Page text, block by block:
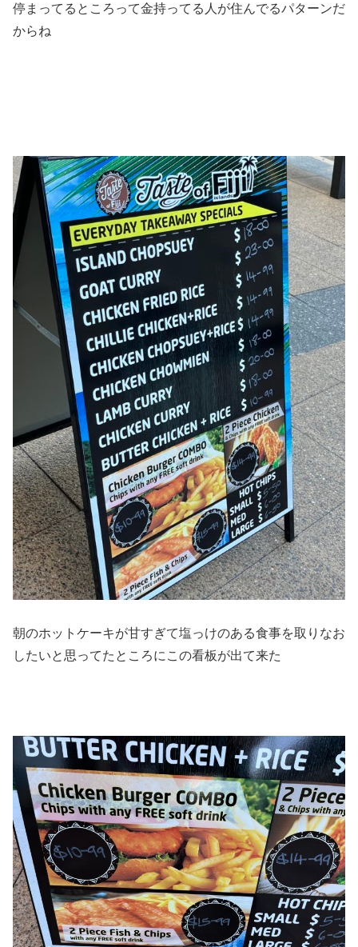
停まってるところって金持ってる人が住んでるパターンだ
からね
朝のホットケーキが甘すぎて塩っけのある食事を取りなお
したいと思ってたところにこの看板が出て来た